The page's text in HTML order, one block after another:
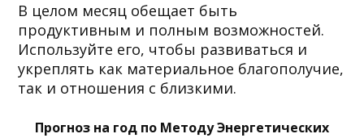
В целом месяц обещает быть
продуктивным и полным возможностей.
Используйте его, чтобы развиваться и
укреплять как материальное благополучие,
так и отношения с близкими.
Прогноз на год по Методу Энергетических